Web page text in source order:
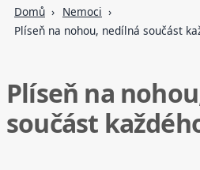
Domů
Nemoci
Plíseň na nohou, nedílná součást
Plíseň na
součást